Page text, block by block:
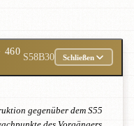
460
S58B30 Schließen
gegenüber dem S55